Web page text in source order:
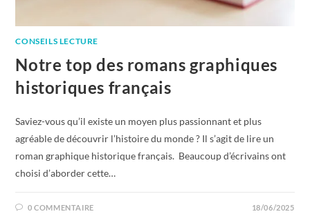
CONSEILS LECTURE
Notre top des romans graphiques
historiques français
Saviez-vous qu’il existe un moyen plus passionnant et plus
agréable de découvrir l’histoire du monde ? Il s’agit de lire un
roman graphique historique français. Beaucoup d’écrivains ont
choisi d’aborder cette…
0 COMMENTAIRE 18/06/2025